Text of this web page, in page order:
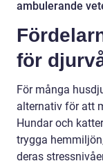
ambulerande
för
För många
alternativ för att
Hundar och
trygga
deras